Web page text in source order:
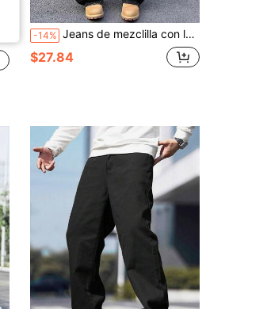
-14% Jeans de mezclilla con lavado de piedra y ajuste relajado, estilo americano, grunge para hombres
$27.84